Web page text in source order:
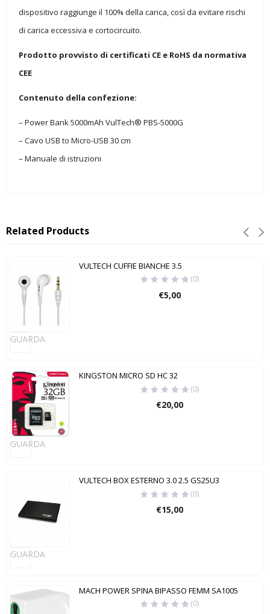
dispositivo raggiunge il 100% della carica, così da evitare rischi
di carica eccessiva e cortocircuito.
Prodotto provvisto di certificati CE e RoHS da normativa
CEE
Contenuto della confezione:
– Power Bank 5000mAh VulTech® PBS-5000G
– Cavo USB to Micro-USB 30 cm
– Manuale di istruzioni
Related Products
GUARDA
VULTECH CUFFIE BIANCHE 3.5
(0)
€5,00
GUARDA
KINGSTON MICRO SD HC 32
(0)
€20,00
GUARDA
VULTECH BOX ESTERNO 3.0 2.5 GS25U3
(0)
€15,00
MACH POWER SPINA BIPASSO FEMM SA1005
(0)